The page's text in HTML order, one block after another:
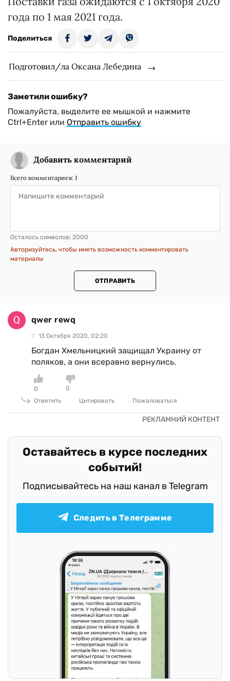
года по 1 мая 2021 года.
Поделиться
Подготовил/ла Оксана Лебедина
Заметили ошибку?
Пожалуйста, выделите ее мышкой и нажмите
Ctrl+Enter или Отправить ошибку
Добавить комментарий
Всего комментариев: 1
Осталось символов: 2000
Авторизуйтесь, чтобы иметь возможность комментировать
материалы
ОТПРАВИТЬ
qwer rewq
13 Октября 2020, 02:20
Богдан Хмельницкий защищал Украину от
поляков, а они всеравно вернулись.
0
0
Ответить
Цитировать Пожаловаться
Оставайтесь в курсе последних
событий!
Подписывайтесь на наш канал в Telegram
Следить в Телеграмме